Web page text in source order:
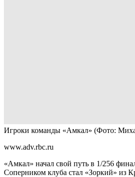
Игроки команды «Амкал» (Фото:
www.adv.rbc.ru
«Амкал» начал свой путь в 1/256
Соперником клуба стал «Зоркий» из